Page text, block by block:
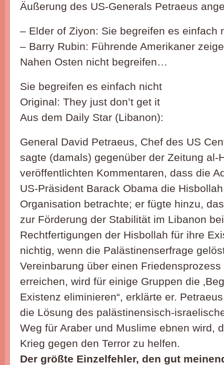
Äußerung des US-Generals Petraeus
– Elder of Ziyon: Sie begreifen es einfach
– Barry Rubin: Führende Amerikaner
Nahen Osten nicht begreifen…
Sie begreifen es einfach nicht
Original: They just don’t get it
Aus dem Daily Star (Libanon):
General David Petraeus, Chef des US
sagte (damals) gegenüber der Zeitung al-
veröffentlichten Kommentaren, dass die
US-Präsident Barack Obama die
Organisation betrachte; er fügte hinzu,
zur Förderung der Stabilität im Libanon
Rechtfertigungen der Hisbollah für ihre
nichtig, wenn die Palästinenserfrage
Vereinbarung über einen
erreichen, wird für einige Gruppen die
Existenz eliminieren“, erklärte er.
die Lösung des palästinensisch-
Weg für Araber und Muslime ebnen wird,
Krieg gegen den Terror zu helfen.
Der größte Einzelfehler, den gut